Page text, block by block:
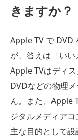
きますか？
Apple TV で DVD
が、答えは「いい
Apple TVはディス
DVDなどの物理
ん。また、Apple
ジタルメディア
主な目的として